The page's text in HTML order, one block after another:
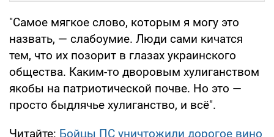
"Самое мягкое слово, которым я могу это
назвать, — слабоумие. Люди сами кичатся
тем, что их позорит в глазах украинского
общества. Каким-то дворовым хулиганством
якобы на патриотической почве. Но это —
просто быдлячье хулиганство, и всё".
Читайте: Бойцы ПС уничтожили дорогое вино